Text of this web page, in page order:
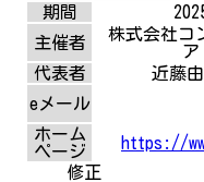
期間
主催者
株式会社コ
ア
代表者
近藤
eメール
ホーム
ページ
https://
修正